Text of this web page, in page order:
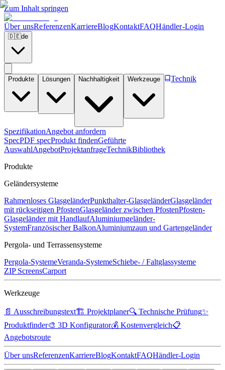
Zum Inhalt springen
Über unsReferenzenKarriereBlogKontaktFAQHändler-Login
🇩🇪de
Produkte Lösungen Nachhaltigkeit Werkzeuge Technik
SpezifikationAngebot anfordern
SpecPDF specProdukt findenGeführte
AuswahlAngebotProjektanfrageTechnikBibliothek
Produkte
Geländersysteme
Rahmenloses GlasgeländerPunkthalter-GlasgeländerGlasgeländer
mit rückseitigen PfostenGlasgeländer zwischen PfostenPfosten-
Glasgeländer mit HandlaufAluminiumgeländer-
SystemFranzösischer BalkonAluminiumzaun und Gartengeländer
Pergola- und Terrassensysteme
Pergola-SystemeVeranda-SystemeSchiebe- / Faltglassysteme
ZIP ScreensCarport
Werkzeuge
📄 Ausschreibungstext🏗️ Projektplaner🔍 Technische Prüfung✨
Produktfinder🎨 3D Konfigurator💰 Kostenvergleich📋
Angebotsroute
Über unsReferenzenKarriereBlogKontaktFAQHändler-Login